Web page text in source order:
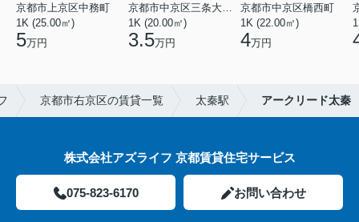
京都市上京区中務町
1K (25.00㎡)
5万円
1K (20.00㎡)
3.5万円
京都市中京区橋西町
1K (22.00㎡)
4万円
京都市右京区の賃貸一覧 太秦駅 アークリード太秦
株式会社アズライフ 京都賃貸住宅サービス
075-823-6170 お問い合わせ